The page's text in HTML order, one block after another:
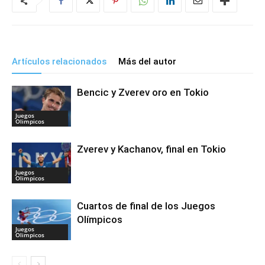
Artículos relacionados Más del autor
Juegos
Olimpicos
Bencic y Zverev oro en Tokio
Juegos
Olimpicos
Zverev y Kachanov, final en Tokio
Juegos
Olimpicos
Cuartos de final de los Juegos
Olímpicos